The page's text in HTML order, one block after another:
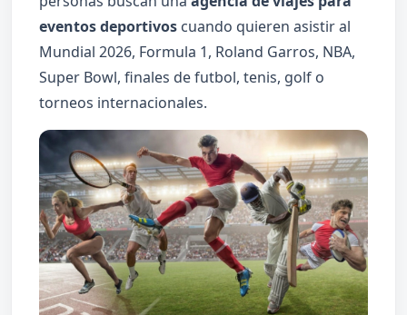
eventos deportivoscuando quieren asistir al
Mundial 2026, Formula 1, Roland Garros, NBA,
Super Bowl, finales de futbol, tenis, golf o
torneos internacionales.